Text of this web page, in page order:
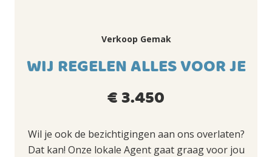
Verkoop Gemak
WIJ REGELEN ALLES VOOR JE
€ 3.450
Wil je ook de bezichtigingen aan ons overlaten?
Dat kan! Onze lokale Agent gaat graag voor jou